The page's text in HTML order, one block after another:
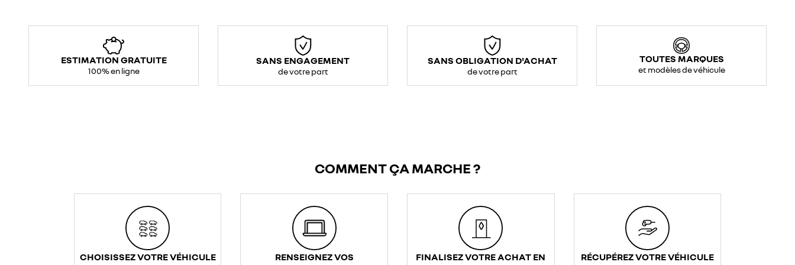
ESTIMATION GRATUITE
100% en ligne
SANS ENGAGEMENT
de votre part
SANS OBLIGATION D'ACHAT
de votre part
TOUTES MARQUES
et modèles de véhicule
COMMENT ÇA MARCHE ?
CHOISISSEZ VOTRE VÉHICULE
RENSEIGNEZ VOS
FINALISEZ VOTRE ACHAT EN
RÉCUPÉREZ VOTRE VÉHICULE